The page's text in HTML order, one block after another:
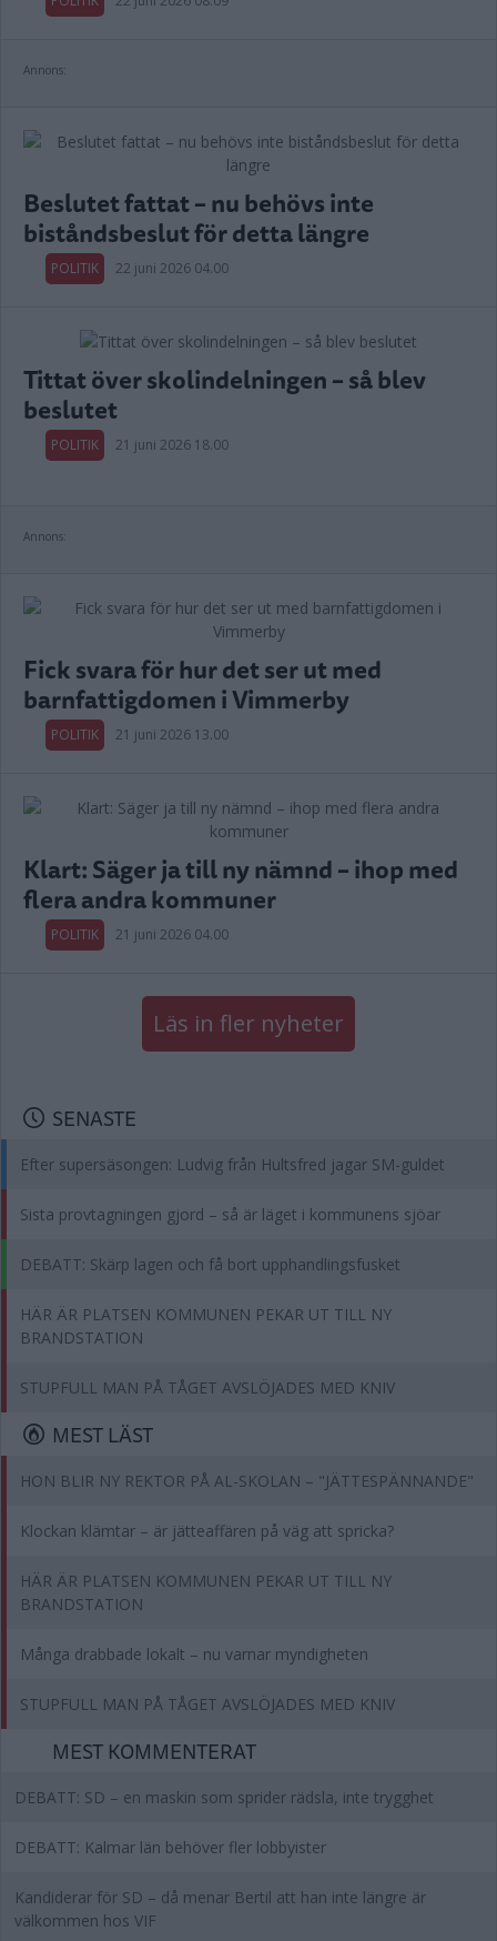
Annons:
Beslutet fattat – nu behövs inte
biståndsbeslut för detta längre
POLITIK 22 juni 2026 04.00
Tittat över skolindelningen – så blev
beslutet
POLITIK 21 juni 2026 18.00
Annons:
Fick svara för hur det ser ut med
barnfattigdomen i Vimmerby
POLITIK 21 juni 2026 13.00
Klart: Säger ja till ny nämnd – ihop med
flera andra kommuner
POLITIK 21 juni 2026 04.00
Läs in fler nyheter
SENASTE
Efter supersäsongen: Ludvig från Hultsfred jagar SM-guldet
Sista provtagningen gjord – så är läget i kommunens sjöar
DEBATT: Skärp lagen och få bort upphandlingsfusket
HÄR ÄR PLATSEN KOMMUNEN PEKAR UT TILL NY
BRANDSTATION
STUPFULL MAN PÅ TÅGET AVSLÖJADES MED KNIV
MEST LÄST
HON BLIR NY REKTOR PÅ AL-SKOLAN – "JÄTTESPÄNNANDE"
Klockan klämtar – är jätteaffären på väg att spricka?
HÄR ÄR PLATSEN KOMMUNEN PEKAR UT TILL NY
BRANDSTATION
Många drabbade lokalt – nu varnar myndigheten
STUPFULL MAN PÅ TÅGET AVSLÖJADES MED KNIV
MEST KOMMENTERAT
DEBATT: SD – en maskin som sprider rädsla, inte trygghet
DEBATT: Kalmar län behöver fler lobbyister
Kandiderar för SD – då menar Bertil att han inte längre är
välkommen hos VIF